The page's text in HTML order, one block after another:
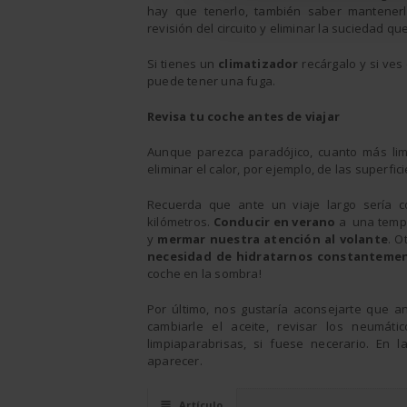
hay que tenerlo, también saber
revisión del circuito y eliminar la suciedad
Si tienes un climatizador recárgalo y si
puede tener una fuga.
Revisa tu coche antes de viajar
Aunque parezca paradójico, cuanto más
eliminar el calor, por ejemplo, de las
Recuerda que ante un viaje largo sería
kilómetros. Conducir en verano a una
y mermar nuestra atención al volante.
necesidad de hidratarnos
coche en la sombra!
Por último, nos gustaría aconsejarte que
cambiarle el aceite, revisar los
limpiaparabrisas, si fuese necerario. En
aparecer.